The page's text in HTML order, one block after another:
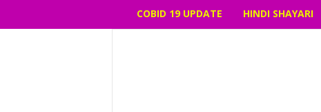
r
COBID 19 UPDATE HINDI SHAYARI